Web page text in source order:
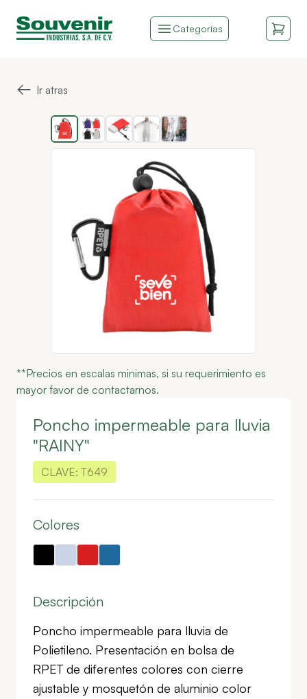
Categorías
← Ir atras
**Precios en escalas minimas, si su requerimiento es
mayor favor de contactarnos.
Poncho impermeable para lluvia
"RAINY"
CLAVE: T649
Colores
Descripción
Poncho impermeable para lluvia de
Polietileno. Presentación en bolsa de
RPET de diferentes colores con cierre
ajustable y mosquetón de aluminio color